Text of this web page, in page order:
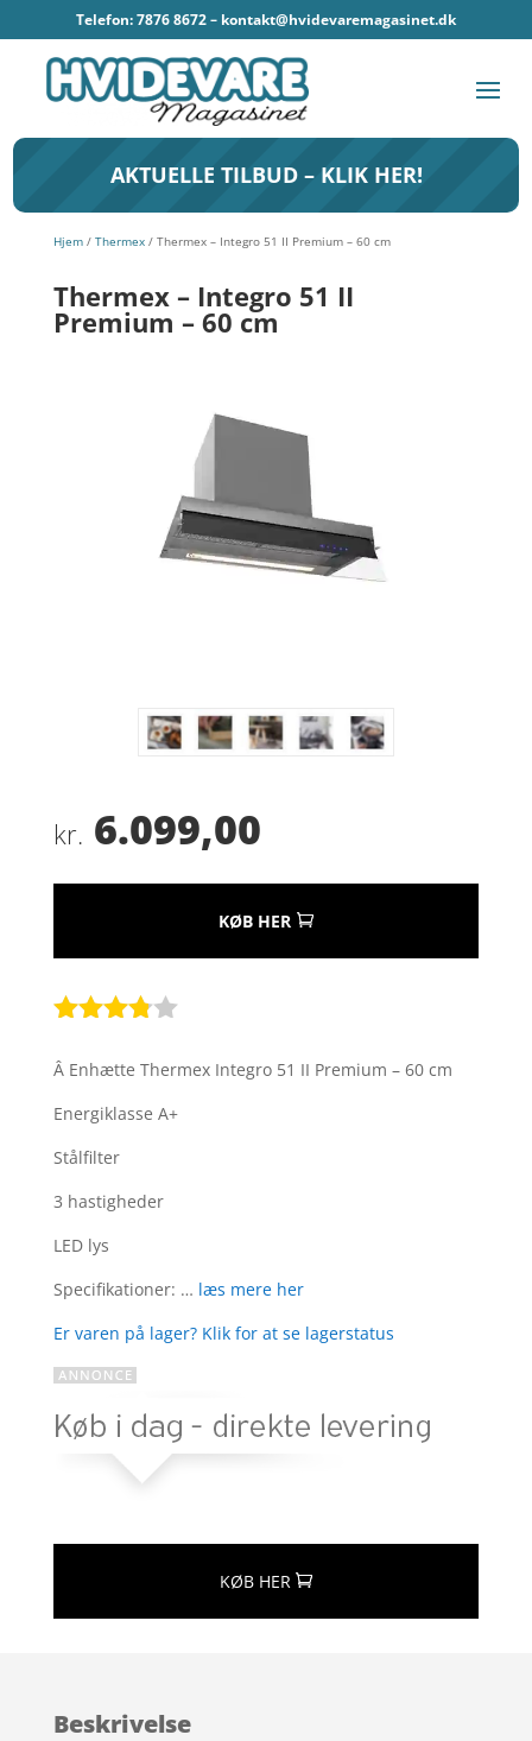
Telefon: 7876 8672 – kontakt@hvidevaremagasinet.dk
AKTUELLE TILBUD – KLIK HER!
Hjem/ Thermex/ Thermex – Integro 51 II Premium – 60 cm
Thermex – Integro 51 II
Premium – 60 cm
kr. 6.099,00
KØB HER
som
af 5
på
ømmels
Â Enhætte Thermex Integro 51 II Premium – 60 cm
Energiklasse A+
Stålfilter
3 hastigheder
LED lys
Specifikationer: … læs mere her
Er varen på lager? Klik for at se lagerstatus
KØB HER
Beskrivelse